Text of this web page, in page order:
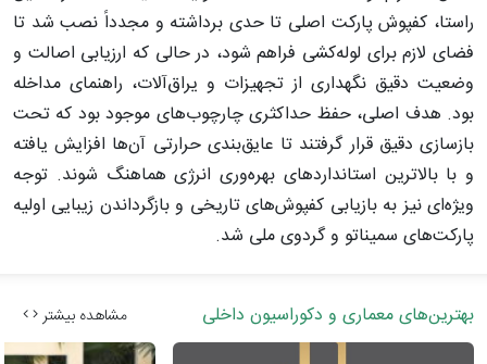
راستا، کفپوش پارکت اصلی تا حدی برداشته و مجدداً نصب شد تا
فضای لازم برای لوله‌کشی فراهم شود، در حالی که ارزیابی اصالت و
وضعیت دقیق نگهداری از تجهیزات و یراق‌آلات، راهنمای مداخله
بود. هدف اصلی، حفظ حداکثری چارچوب‌های موجود بود که تحت
بازسازی دقیق قرار گرفتند تا عایق‌بندی حرارتی آن‌ها افزایش یافته
و با بالاترین استانداردهای بهره‌وری انرژی هماهنگ شوند. توجه
ویژه‌ای نیز به بازیابی کفپوش‌های تاریخی و بازگرداندن زیبایی اولیه
پارکت‌های سمیناتو و گردوی ملی شد.
بهترین‌های معماری و دکوراسیون داخلی مشاهده بیشتر